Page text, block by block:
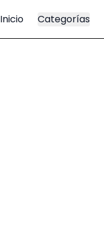
Inicio Categorías